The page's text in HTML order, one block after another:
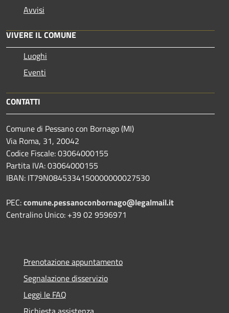
Avvisi
VIVERE IL COMUNE
Luoghi
Eventi
CONTATTI
Comune di Pessano con Bornago (MI)
Via Roma, 31, 20042
Codice Fiscale: 03064000155
Partita IVA: 03064000155
IBAN: IT79N0845334150000000027530
PEC:comune.pessanoconbornago@legalmail.it
Centralino Unico: +39 02 9596971
Prenotazione appuntamento
Segnalazione disservizio
Leggi le FAQ